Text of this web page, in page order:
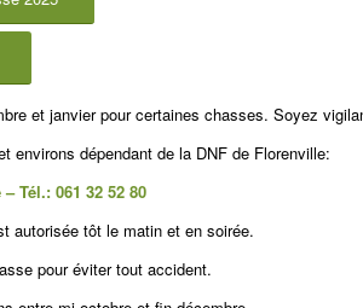
et janvier pour certaines chasses. Soyez
environs dépendant de la DNF de Florenville:
Tél.: 061 32 52 80
autorisée tôt le matin et en soirée.
pour éviter tout accident.